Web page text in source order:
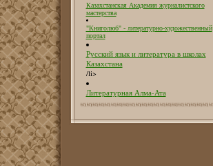
Казахстанская Академия журналистского
мастерства
"Книголюб" - литературно-художественный
портал
Русский язык и литература в школах
Казахстана
/li>
Литературная Алма-Ата